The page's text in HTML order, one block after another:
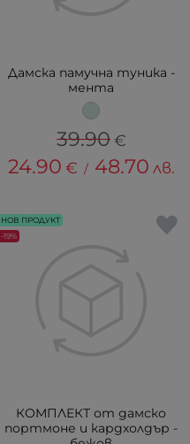
Дамска памучна туника -
мента
39.90 €
24.90 € / 48.70 лв.
КОМПЛЕКТ от дамско
портмоне и кардхолдър -
НОВ ПРОДУКТ
-19%